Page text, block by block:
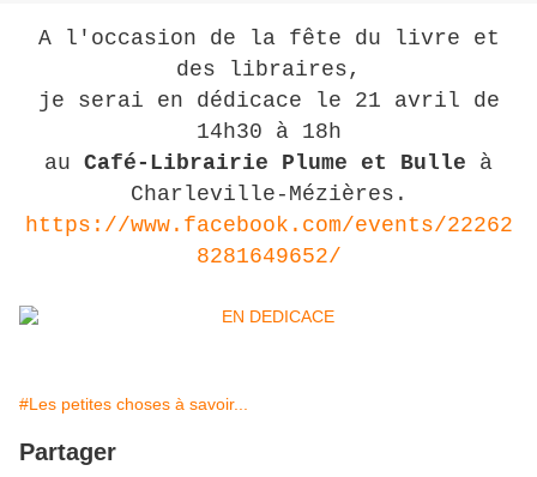
A l'occasion de la fête du livre et
des libraires,
je serai en dédicace le 21 avril de
14h30 à 18h
au Café-Librairie Plume et Bulle à
Charleville-Mézières.
https://www.facebook.com/events/22262
8281649652/
#Les petites choses à savoir...
Partager